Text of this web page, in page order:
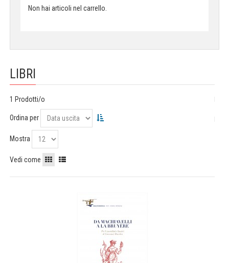
Non hai articoli nel carrello.
LIBRI
1 Prodotti/o
Ordina per
Mostra
Vedi come